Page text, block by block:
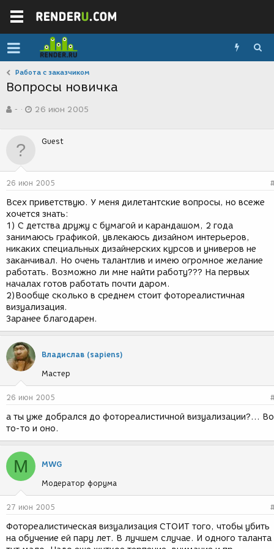
Работа с заказчиком
Вопросы новичка
в
р
м
-
а
д
н
и
я
26 июн 2005
Guest
26 июн 2005
Всех приветствую. У меня дилетантские вопросы, но всеже
хочется знать:
1) С детства дружу с бумагой и карандашом, 2 года
занимаюсь графикой, увлекаюсь дизайном интерьеров,
никаких специальных дизайнерских курсов и универов не
заканчивал. Но очень талантлив и имею огромное желание
работать. Возможно ли мне найти работу??? На первых
началах готов работать почти даром.
2)Вообще сколько в среднем стоит фотореалистичная
визуализация.
Заранее благодарен.
Владислав (sapiens)
Мастер
26 июн 2005
а ты уже добрался до фотореалистичной визуализации?...
то-то и оно.
M MWG
Модератор форума
27 июн 2005
Фотореалистическая визуализация СТОИТ того, чтобы убить
на обучение ей пару лет. В лучшем случае. И одного таланта